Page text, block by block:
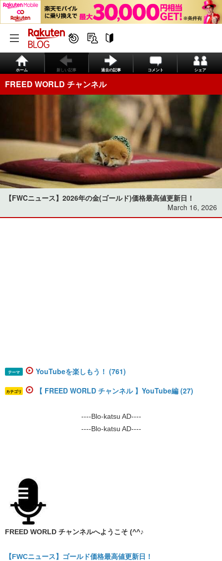
ホーム 新しい記事 過去の記事 コメント シェア
FREED WORLD チャンネル
【FWCニュース】2026年の金(ゴールド)価格最高値更新日！
March 16, 2026
テーマ YouTubeを楽しもう！ (761)
カテゴリ 【 FREED WORLD チャンネル 】YouTube編 (27)
----Blo-katsu AD----
----Blo-katsu AD----
FREED WORLD チャンネルへようこそ (^^♪
【FWCニュース】ゴールド価格最高値更新日！